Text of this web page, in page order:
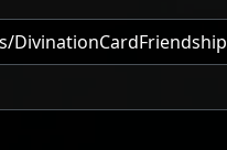
DivinationCardFriendship